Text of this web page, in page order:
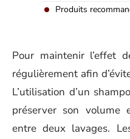
Produits
Pour maintenir l’effet
régulièrement afin
L’utilisation d’un
préserver son volume
entre deux lavages.